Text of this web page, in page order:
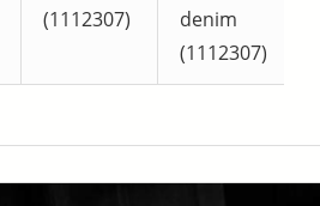
(1112307)
denim
(1112307)